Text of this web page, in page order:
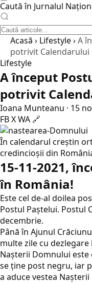
Caută în Jurnalul
Acasă › Lifestyle›A
potrivit
Lifestyle
A început
potrivit
Ioana Munteanu · 15
FBXWA 🔗
În calendarul creştin
credincioşii din
15-11-2021,
în România!
Este cel de-al doilea
Postul Paştelui. Postul
decembrie.
Până în Ajunul
multe zile cu dezlegare
Naşterii Domnului este
se ţine post negru, iar
a aduce vestea